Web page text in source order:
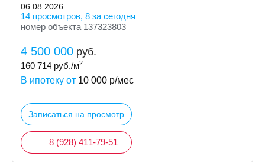
06.08.2026
14 просмотров, 8 за сегодня
номер объекта 137323803
4 500 000 руб.
160 714 руб./м2
В ипотеку от 10 000 р/мес
Записаться на просмотр
8 (928) 411-79-51